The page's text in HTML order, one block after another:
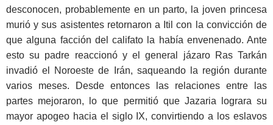
desconocen, probablemente en un parto, la joven princesa
murió y sus asistentes retornaron a Itil con la convicción de
que alguna facción del califato la había envenenado. Ante
esto su padre reaccionó y el general jázaro Ras Tarkán
invadió el Noroeste de Irán, saqueando la región durante
varios meses. Desde entonces las relaciones entre las
partes mejoraron, lo que permitió que Jazaria lograra su
mayor apogeo hacia el siglo IX, convirtiendo a los eslavos